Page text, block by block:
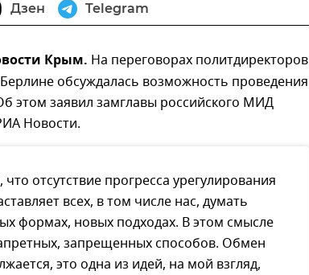
Дзен Telegram
Крым. На переговорах политдиректоров
обсуждалась возможность проведения
этом заявил замглавы российского МИД
Новости.
отсутствие прогресса урегулирования
всех, в том числе нас, думать
формах, новых подходах. В этом смысле
запрещенных способов. Обмен
это одна из идей, на мой взгляд,